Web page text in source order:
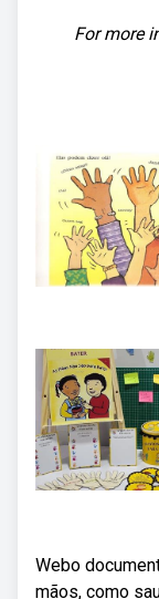
For more
Webo
mãos, como